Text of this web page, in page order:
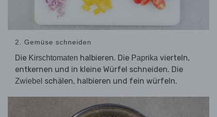
2. Gemüse schneiden
Die Kirschtomaten halbieren. Die Paprika vierteln,
entkernen und in kleine Würfel schneiden. Die
Zwiebel schälen, halbieren und fein würfeln.